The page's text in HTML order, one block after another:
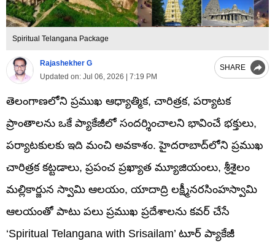
Spiritual Telangana Package
Rajashekher G
Updated on: Jul 06, 2026 | 7:19 PM
SHARE
తెలంగాణలోని ప్రముఖ ఆధ్యాత్మిక, చారిత్రక, పర్యాటక
ప్రాంతాలను ఒకే ప్యాకేజీలో సందర్శించాలని భావించే భక్తులు,
పర్యాటకులకు ఇది మంచి అవకాశం. హైదరాబాద్‌లోని ప్రముఖ
చారిత్రక కట్టడాలు, ప్రపంచ ప్రఖ్యాత మ్యూజియంలు, శ్రీశైలం
మల్లికార్జున స్వామి ఆలయం, యాదాద్రి లక్ష్మీనరసింహస్వామి
ఆలయంతో పాటు పలు ప్రముఖ ప్రదేశాలను కవర్ చేసే
‘Spiritual Telangana with Srisailam’ టూర్ ప్యాకేజీ